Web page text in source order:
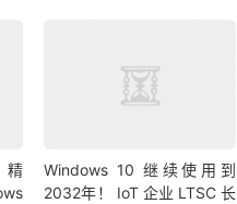
精
Windows 10 继续使用到
2032年！ IoT 企业 LTSC 长